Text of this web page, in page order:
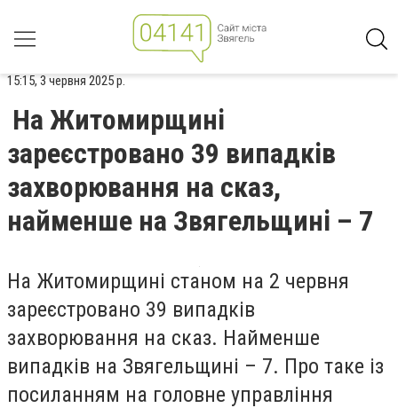
15:15, 3 червня 2025 р.
На Житомирщині
зареєстровано 39 випадків
захворювання на сказ,
найменше на Звягельщині – 7
На Житомирщині станом на 2 червня
зареєстровано 39 випадків
захворювання на сказ. Найменше
випадків на Звягельщині – 7. Про таке із
посиланням на головне управління